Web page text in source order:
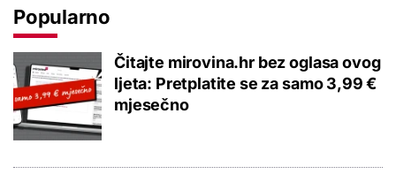
Popularno
Čitajte mirovina.hr bez oglasa ovog
ljeta: Pretplatite se za samo 3,99 €
mjesečno